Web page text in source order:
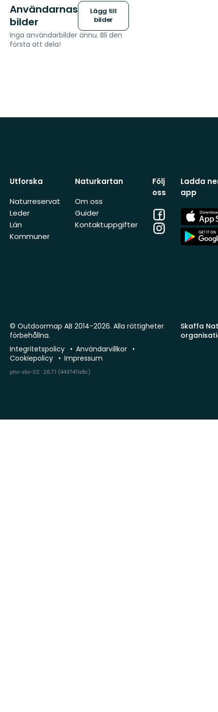
Användarnas
bilder
Lägg till
bilder
Inga användarbilder ännu. Bli den
första att dela!
Utforska
Naturreservat
Leder
Län
Kommuner
Naturkartan
Om oss
Guider
Kontaktuppgifter
Följ
oss
Facebook
Instagram
Ladda
app
App
Store
App
Store
Skaffa
© Outdoormap AB 2014-2026. Alla rättigheter
förbehållna.
Integritetspolicy
Användarvillkor
Cookiepolicy
Impressum
phx-sto-02 · 26.7.1 (449747a8c)